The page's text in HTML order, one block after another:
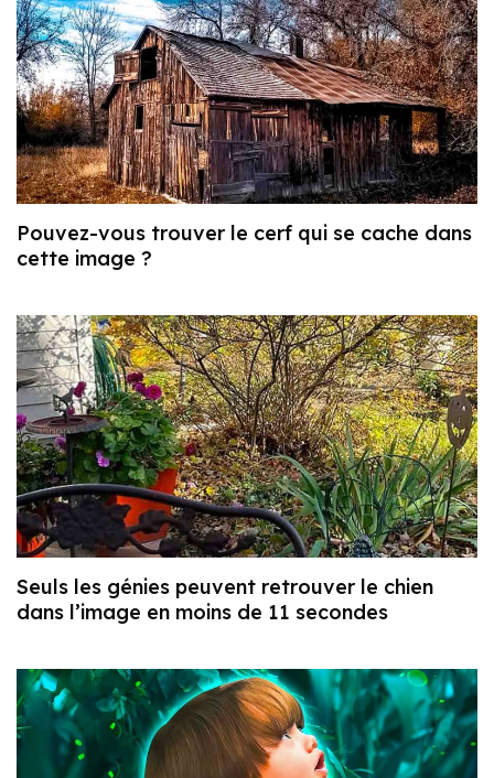
Pouvez-vous trouver le cerf qui se cache dans
cette image ?
Seuls les génies peuvent retrouver le chien
dans l’image en moins de 11 secondes